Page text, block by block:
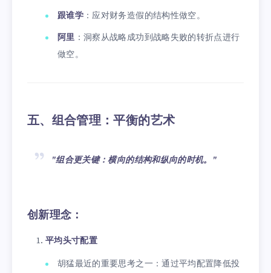
跟谁学 ：应对财务造假的结构性做空。
阿里 ：洞察从战略成功到战略失败的转折点进行
做空。
五、组合管理：平衡的艺术
"组合更关键：横向的结构和纵向的时机。"
创新理念：
平均头寸配置
胡猛最近的重要思考之一：通过平均配置降低投